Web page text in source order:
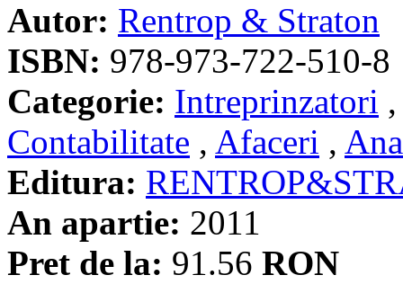
Autor: Rentrop & Straton
ISBN: 978-973-722-510-8
Categorie: Intreprinzatori
Contabilitate , Afaceri ,
Editura:
An apartie: 2011
Pret de la: 91.56 RON